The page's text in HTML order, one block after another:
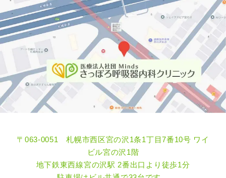
〒063-0051 札幌市西区宮の沢1条1丁目7番10号 ワイ
ビル宮の沢1階
地下鉄東西線宮の沢駅 2番出口より徒歩1分